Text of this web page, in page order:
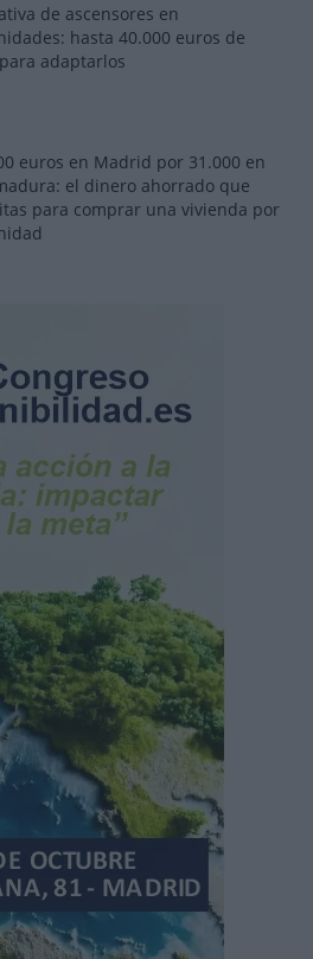
de ascensores en
hasta 40.000 euros de
adaptarlos
euros en Madrid por 31.000 en
el dinero ahorrado que
para comprar una vivienda por